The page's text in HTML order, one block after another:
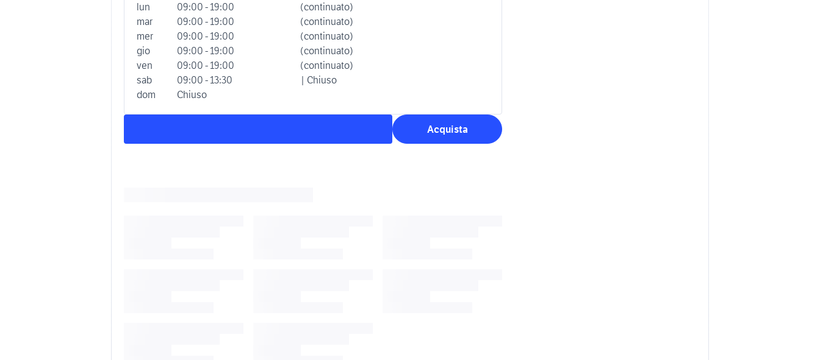
lun
09:00 - 19:00
(continuato)
mar
09:00 - 19:00
(continuato)
mer
09:00 - 19:00
(continuato)
gio
09:00 - 19:00
(continuato)
ven
09:00 - 19:00
(continuato)
sab
09:00 - 13:30
| Chiuso
dom
Chiuso
Acquista